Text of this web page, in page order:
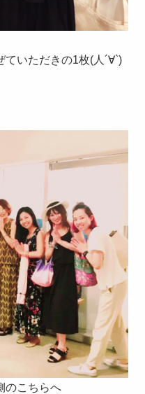
いただきの1枚(人´∀`)
のこちらへ